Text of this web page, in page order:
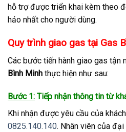
hỗ trợ được triển khai kèm theo
hảo nhất cho người dùng.
Quy trình giao gas tại Gas
Các bước tiến hành giao gas tận
Bình Minh thực hiện như sau:
Bước 1: Tiếp nhận thông tin từ
Khi nhận được yêu cầu của
0825.140.140. Nhân viên của